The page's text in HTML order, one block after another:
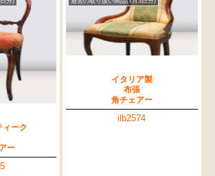
ィーク
ー
イタリア製
布張
角チェアー
ilb2574